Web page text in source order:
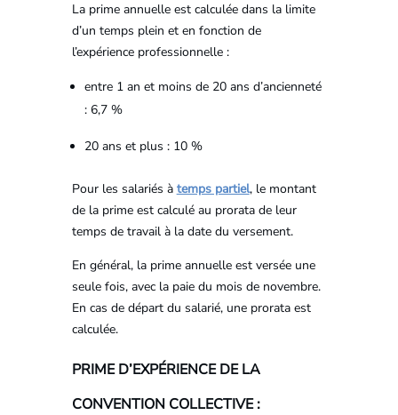
La prime annuelle est calculée dans la limite
d’un temps plein et en fonction de
l’expérience professionnelle :
entre 1 an et moins de 20 ans d’ancienneté
: 6,7 %
20 ans et plus : 10 %
Pour les salariés à temps partiel, le montant
de la prime est calculé au prorata de leur
temps de travail à la date du versement.
En général, la prime annuelle est versée une
seule fois, avec la paie du mois de novembre.
En cas de départ du salarié, une prorata est
calculée.
PRIME D’EXPÉRIENCE DE LA
CONVENTION COLLECTIVE :